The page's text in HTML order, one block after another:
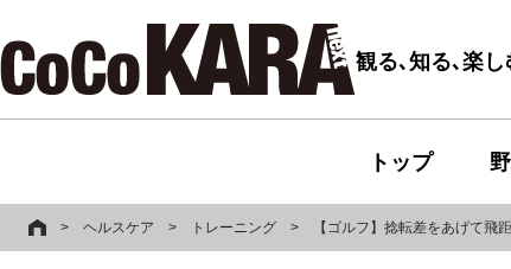
観る､知る､楽
トップ
> ヘルスケア > トレーニング > 【ゴルフ】捻転差をあげて飛